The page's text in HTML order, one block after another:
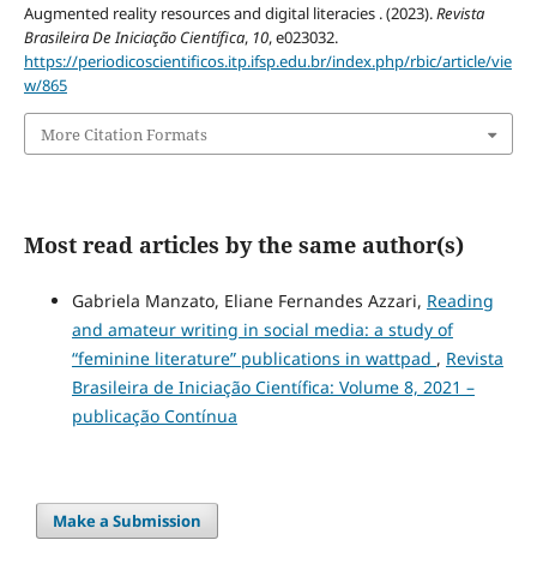
Augmented reality resources and digital literacies . (2023).Revista
Brasileira De Iniciação Científica, 10, e023032.
https://periodicoscientificos.itp.ifsp.edu.br/index.php/rbic/article/vie
w/865
More Citation Formats
Most read articles by the same author(s)
Gabriela Manzato, Eliane Fernandes Azzari, Reading
and amateur writing in social media: a study of
“feminine literature” publications in wattpad , Revista
Brasileira de Iniciação Científica: Volume 8, 2021 –
publicação Contínua
Make a Submission